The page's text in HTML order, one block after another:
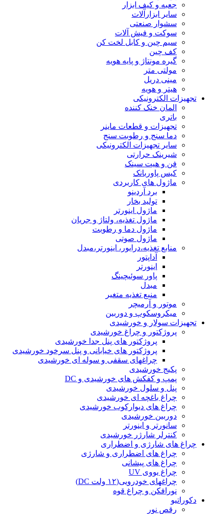
جعبه و کیف ابزار
سایر ابزارآلات
سشوار صنعتی
سوکت و فیش آلات
سیم چین و کابل لخت کن
کف چین
گیره مونتاژ و پایه هویه
مولتی متر
مینی دریل
هیتر و هویه
تجهیزات الکترونیکی
المان خنک کننده
باتری
تجهیزات و قطعات ماینر
دما سنج و رطوبت سنج
سایر تجهیزات الکترونیکی
شیرینک حرارتی
فن و هیت سینک
کیس پاوربانک
ماژول های کاربردی
برد آردینو
تولید بخار
ماژول اینورتر
ماژول تغذیه، ولتاژ و جریان
ماژول دما و رطوبت
ماژول صوتی
منابع تغذیه،درایور، اینورتر،مبدل
آداپتور
اینورتر
پاور سوئیچینگ
مبدل
منبع تغذیه متغیر
موتور و آرمیچر
میکروسکوپ و دوربین
تجهیزات سولار و خورشیدی
پروژکتور و چراغ خورشیدی
پروژکتور های پنل جدا خورشیدی
پروژکتور های خیابانی و پنل سرخود خورشیدی
چراغهای سقفی و سوله ای خورشیدی
پکیج خورشیدی
پمپ و کفکش های خورشیدی و DC
پنل و سلول خورشیدی
چراغ باغچه ای خورشیدی
چراغ های دیوارکوب خورشیدی
دوربین خورشیدی
سانورتر و اینورتر
کنترلر شارژر خورشیدی
چراغ های شارژی و اضطراری
چراغ های اضطراری و شارژی
چراغ های پیشانی
چراغ یووی UV
چراغهای خودرویی(۱۲ ولت DC)
نورافکن و چراغ قوه
دکوراتیو
رقص نور